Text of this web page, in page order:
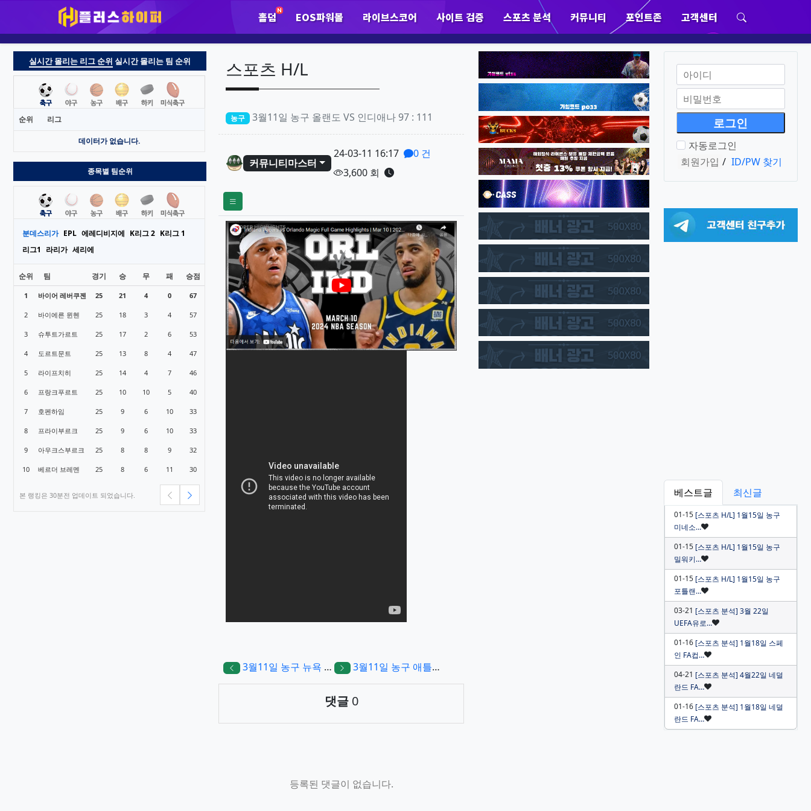
홀덤 EOS파워볼
하위분류
라이브스코어 사이트 검증
하위분류
스포츠 분석
하위분류
커뮤니티
하위분류
포인트존
하위분류
고객센터
하위분류
팝업레이어 알림이 없습니다.
실시간 몰리는 리그 순위 실시간 몰리는 팀 순위
순위 리그
데이터가 없습니다.
종목별 팀순위
분데스리가 EPL 에레디비지에 K리그 2 K리그 1
리그1
라리가 세리에
순위 팀 경기 승 무 패 승점
1 바이어 레버쿠젠 25 21 4 0 67
2 바이에른 뮌헨 25 18 3 4 57
3 슈투트가르트 25 17 2 6 53
4 도르트문트 25 13 8 4 47
5 라이프치히 25 14 4 7 46
6 프랑크푸르트 25 10 10 5 40
7 호펜하임 25 9 6 10 33
8 프라이부르크 25 9 6 10 33
9 아우크스부르크 25 8 8 9 32
10 베르더 브레멘 25 8 6 11 30
본 랭킹은 30분전 업데이트 되었습니다.
자동로그인
회원가입 / ID/PW 찾기
베스트글 최신글
01-15 [스포츠 H/L] 1월15일 농구
미네소…
인기글
01-15 [스포츠 H/L] 1월15일 농구
밀워키…
인기글
01-15 [스포츠 H/L] 1월15일 농구
포틀랜…
인기글
03-21 [스포츠 분석] 3월 22일
UEFA유로…
인기글
01-16 [스포츠 분석] 1월18일 스페
인 FA컵…
인기글
04-21 [스포츠 분석] 4월22일 네덜
란드 FA…
인기글
01-16 [스포츠 분석] 1월18일 네덜
란드 FA…
인기글